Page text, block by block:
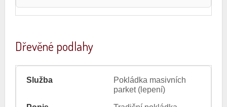
Dřevěné podlahy
Pokládka masivních
parket (lepení)